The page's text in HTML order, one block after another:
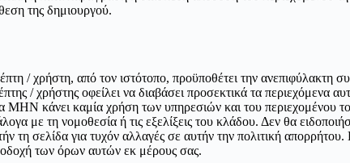
της δημιουργού.
/ χρήστη, από τον ιστότοπο, προϋποθέτει την ανεπιφύλακτη
/ χρήστης οφείλει να διαβάσει προσεκτικά τα περιεχόμενα
ΜΗΝ κάνει καμία χρήση των υπηρεσιών και του περιεχομένου
με τη νομοθεσία ή τις εξελίξεις του κλάδου. Δεν θα
τη σελίδα για τυχόν αλλαγές σε αυτήν την πολιτική
των όρων αυτών εκ μέρους σας.